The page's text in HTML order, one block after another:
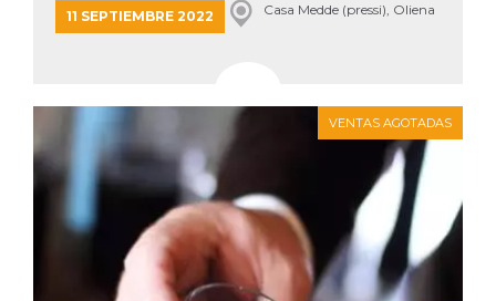
11 SEPTIEMBRE 2022 Casa Medde (pressi), Oliena
VENTAS AGOTADAS